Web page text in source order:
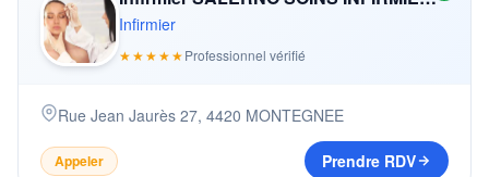
Infirmier
★★★★★Professionnel vérifié
Rue Jean Jaurès 27, 4420 MONTEGNEE
Appeler Prendre RDV